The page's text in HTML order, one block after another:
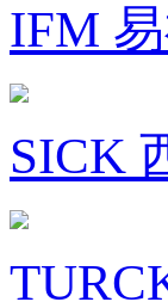
IFM
SICK